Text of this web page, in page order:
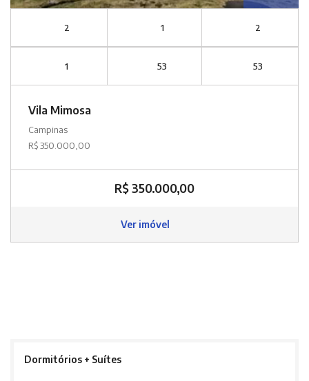
2 1 2
1 53 53
Vila Mimosa
Campinas
R$ 350.000,00
R$ 350.000,00
Ver imóvel
Dormitórios + Suítes